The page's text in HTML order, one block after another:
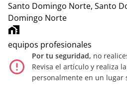
Santo Domingo Norte, Santo
Domingo Norte
home_work
equipos profesionales
error_outline
Por tu seguridad, no
Revisa el artículo y realiza
personalmente en un lugar